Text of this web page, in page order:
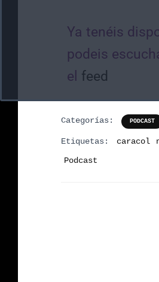
Ya tenéis
podeis
el feed
Categorías: PODCAST
Etiquetas: caracol
Podcast